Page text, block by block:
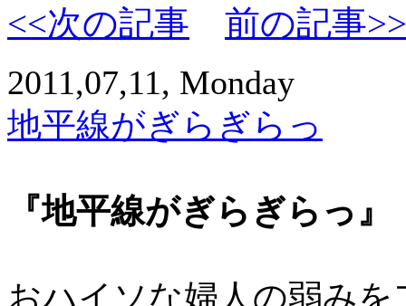
<<次の記事
前の記事>>
2011,07,11, Monday
地平線がぎらぎらっ
『地平線がぎらぎらっ』
おハイソな婦人の弱み